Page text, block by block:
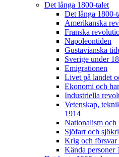
Det långa 1800-talet
Det långa 1800-
Amerikanska
Franska
Napoleontiden
Gustavianska
Sverige under
Emigrationen
Livet på landet
Ekonomi och
Industriella
Vetenskap,
1914
Nationalism och
Sjöfart och
Krig och försvar
Kända personer